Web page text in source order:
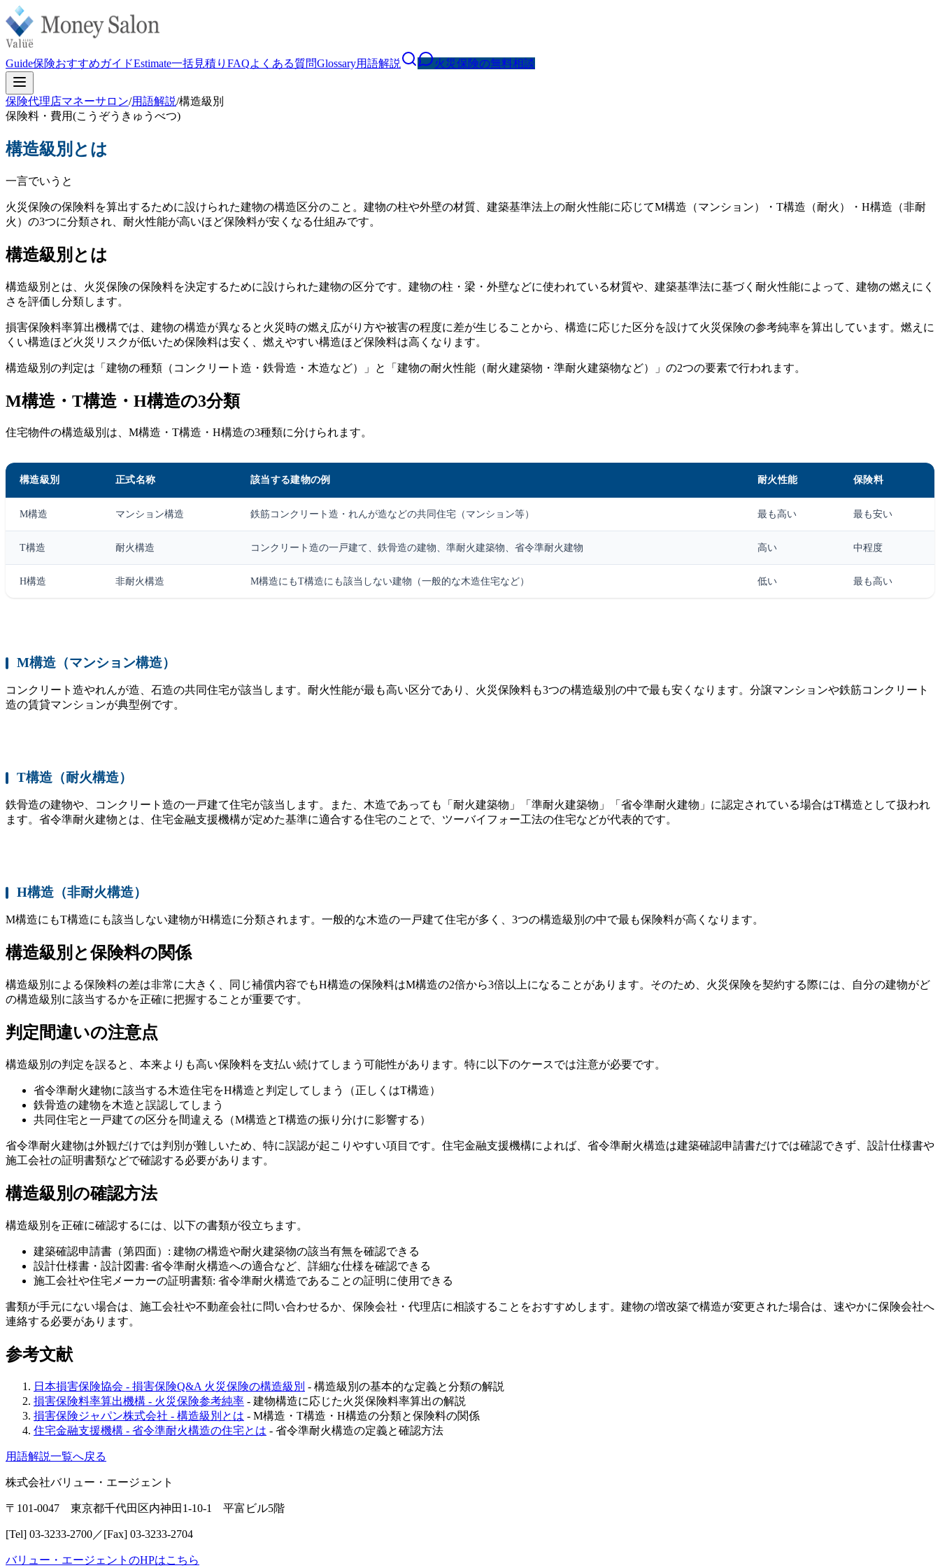
Guide保険おすすめガイドEstimate一括見積り FAQよくある質問Glossary用語解説 火災保険の無料相談
保険代理店マネーサロン/用語解説/構造級別
保険料・費用(こうぞうきゅうべつ)
構造級別 とは
一言でいうと
火災保険の保険料を算出するために設けられた建物の構造区分のこと。建物の柱や外壁の材質、建築基準法上の耐火性能に応じてM構造（マンション）・T構造（耐火）・H構造（非耐
火）の3つに分類され、耐火性能が高いほど保険料が安くなる仕組みです。
構造級別とは
構造級別とは、火災保険の保険料を決定するために設けられた建物の区分です。建物の柱・梁・外壁などに使われている材質や、建築基準法に基づく耐火性能によって、建物の燃えにく
さを評価し分類します。
損害保険料率算出機構では、建物の構造が異なると火災時の燃え広がり方や被害の程度に差が生じることから、構造に応じた区分を設けて火災保険の参考純率を算出しています。燃えに
くい構造ほど火災リスクが低いため保険料は安く、燃えやすい構造ほど保険料は高くなります。
構造級別の判定は「建物の種類（コンクリート造・鉄骨造・木造など）」と「建物の耐火性能（耐火建築物・準耐火建築物など）」の2つの要素で行われます。
M構造・T構造・H構造の3分類
住宅物件の構造級別は、M構造・T構造・H構造の3種類に分けられます。
構造級別 正式名称 該当する建物の例 耐火性能 保険料
M構造 マンション構造 鉄筋コンクリート造・れんが造などの共同住宅（マンション等） 最も高い 最も安い
T構造 耐火構造 コンクリート造の一戸建て、鉄骨造の建物、準耐火建築物、省令準耐火建物 高い 中程度
H構造 非耐火構造 M構造にもT構造にも該当しない建物（一般的な木造住宅など） 低い 最も高い
M構造（マンション構造）
コンクリート造やれんが造、石造の共同住宅が該当します。耐火性能が最も高い区分であり、火災保険料も3つの構造級別の中で最も安くなります。分譲マンションや鉄筋コンクリート
造の賃貸マンションが典型例です。
T構造（耐火構造）
鉄骨造の建物や、コンクリート造の一戸建て住宅が該当します。また、木造であっても「耐火建築物」「準耐火建築物」「省令準耐火建物」に認定されている場合はT構造として扱われ
ます。省令準耐火建物とは、住宅金融支援機構が定めた基準に適合する住宅のことで、ツーバイフォー工法の住宅などが代表的です。
H構造（非耐火構造）
M構造にもT構造にも該当しない建物がH構造に分類されます。一般的な木造の一戸建て住宅が多く、3つの構造級別の中で最も保険料が高くなります。
構造級別と保険料の関係
構造級別による保険料の差は非常に大きく、同じ補償内容でもH構造の保険料はM構造の2倍から3倍以上になることがあります。そのため、火災保険を契約する際には、自分の建物がど
の構造級別に該当するかを正確に把握することが重要です。
判定間違いの注意点
構造級別の判定を誤ると、本来よりも高い保険料を支払い続けてしまう可能性があります。特に以下のケースでは注意が必要です。
省令準耐火建物に該当する木造住宅をH構造と判定してしまう（正しくはT構造）
鉄骨造の建物を木造と誤認してしまう
共同住宅と一戸建ての区分を間違える（M構造とT構造の振り分けに影響する）
省令準耐火建物は外観だけでは判別が難しいため、特に誤認が起こりやすい項目です。住宅金融支援機構によれば、省令準耐火構造は建築確認申請書だけでは確認できず、設計仕様書や
施工会社の証明書類などで確認する必要があります。
構造級別の確認方法
構造級別を正確に確認するには、以下の書類が役立ちます。
建築確認申請書（第四面）: 建物の構造や耐火建築物の該当有無を確認できる
設計仕様書・設計図書: 省令準耐火構造への適合など、詳細な仕様を確認できる
施工会社や住宅メーカーの証明書類: 省令準耐火構造であることの証明に使用できる
書類が手元にない場合は、施工会社や不動産会社に問い合わせるか、保険会社・代理店に相談することをおすすめします。建物の増改築で構造が変更された場合は、速やかに保険会社へ
連絡する必要があります。
参考文献
日本損害保険協会 - 損害保険Q&A 火災保険の構造級別 - 構造級別の基本的な定義と分類の解説
損害保険料率算出機構 - 火災保険参考純率 - 建物構造に応じた火災保険料率算出の解説
損害保険ジャパン株式会社 - 構造級別とは - M構造・T構造・H構造の分類と保険料の関係
住宅金融支援機構 - 省令準耐火構造の住宅とは - 省令準耐火構造の定義と確認方法
用語解説一覧へ戻る
株式会社バリュー・エージェント
〒101-0047 東京都千代田区内神田1-10-1 平富ビル5階
[Tel] 03-3233-2700／[Fax] 03-3233-2704
バリュー・エージェントのHPはこちら